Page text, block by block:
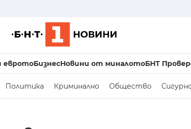
евротоБизнесНовини от миналотоБНТ
Политика Криминално Общество